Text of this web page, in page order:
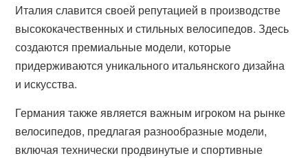
Италия славится своей репутацией в производстве
высококачественных и стильных велосипедов. Здесь
создаются премиальные модели, которые
придерживаются уникального итальянского дизайна
и искусства.
Германия также является важным игроком на рынке
велосипедов, предлагая разнообразные модели,
включая технически продвинутые и спортивные